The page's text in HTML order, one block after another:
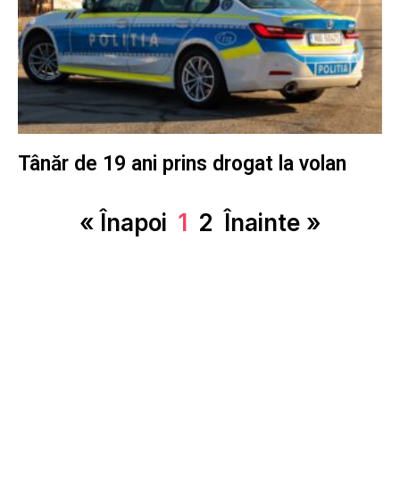
Tânăr de 19 ani prins drogat la volan
« Înapoi 1 2 Înainte »